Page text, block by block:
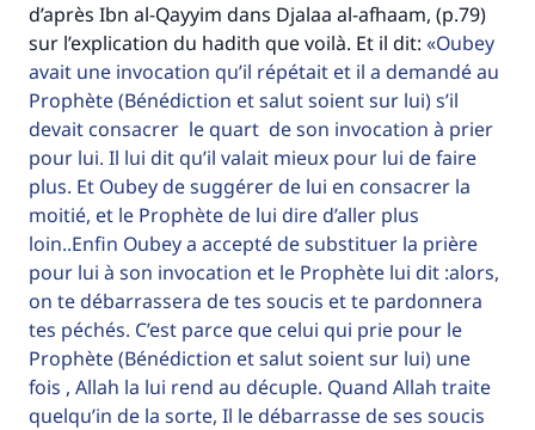
d’après Ibn al-Qayyim dans Djalaa al-afhaam, (p.79)
sur l’explication du hadith que voilà. Et il dit:
Oubey
avait une invocation qu’il répétait et il a demandé au
Prophète (Bénédiction et salut soient sur lui) s’il
devait consacrer le quart de son invocation à prier
pour lui. Il lui dit qu’il valait mieux pour lui de faire
plus. Et Oubey de suggérer de lui en consacrer la
moitié, et le Prophète de lui dire d’aller plus
loin..Enfin Oubey a accepté de substituer la prière
pour lui à son invocation et le Prophète lui dit :alors,
on te débarrassera de tes soucis et te pardonnera
tes péchés. C’est parce que celui qui prie pour le
Prophète (Bénédiction et salut soient sur lui) une
fois , Allah la lui rend au décuple. Quand Allah traite
quelqu’in de la sorte, Il le débarrasse de ses soucis